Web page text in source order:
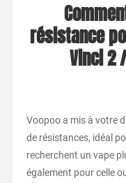
résistance
Vinci 2
Voopoo a mis à votre
de résistances, idéal
recherchent un vape
également pour celle